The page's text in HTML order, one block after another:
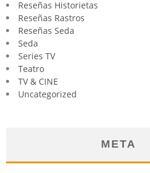
Reseñas Historietas
Reseñas Rastros
Reseñas Seda
Seda
Series TV
Teatro
TV & CINE
Uncategorized
META